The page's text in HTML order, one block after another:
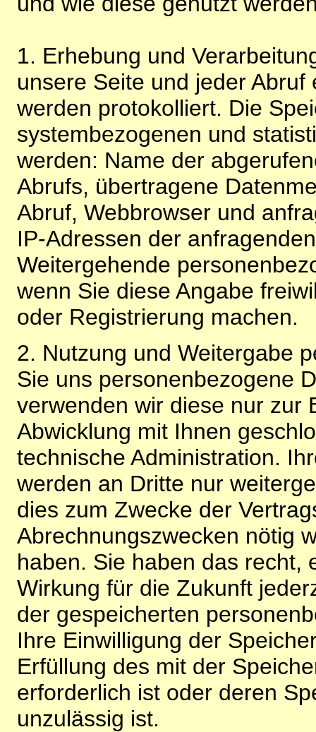
1. Erhebung und
unsere Seite und jeder
werden protokolliert. Die
systembezogenen und
werden: Name der
Abrufs, übertragene
Abruf, Webbrowser und
IP-Adressen der
Weitergehende
wenn Sie diese Angabe
oder Registrierung machen.
2. Nutzung und Weitergabe
Sie uns personenbezogene
verwenden wir diese nur zur
Abwicklung mit Ihnen
technische Administration.
werden an Dritte nur
dies zum Zwecke der
Abrechnungszwecken nötig
haben. Sie haben das recht,
Wirkung für die Zukunft
der gespeicherten
Ihre Einwilligung der
Erfüllung des mit der
erforderlich ist oder deren
unzulässig ist.